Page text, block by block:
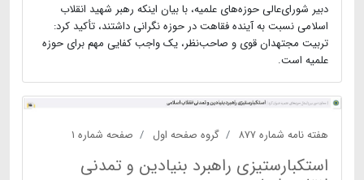
دبیر شورای‌عالی حوزه‌های علمیه، با بیان اینکه رهبر شهید انقلاب
اسلامی نسبت به آینده فقاهت در حوزه نگرانی داشتند، تأکید کرد:
تربیت مجتهدان قوی و صاحب‌نظر، یک واجب کفایی مهم برای حوزه
علمیه است.
هفته نامه شماره ۸۷۷ گروه صفحه اول صفحه شماره ۱
استکبارستیزی راهبرد بنیادین و تمدنی